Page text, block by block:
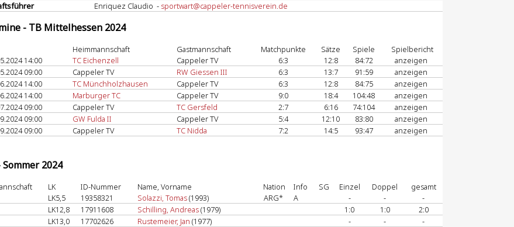
Enriquez Claudio - sportwart@cappeler-tennisverein.de
- TB Mittelhessen 2024
Heimmannschaft Gastmannschaft Matchpunkte Sätze Spiele
Spielbericht
14:00 TC Eichenzell Cappeler TV 6:3 12:8 84:72
anzeigen
09:00 Cappeler TV RW Giessen III 6:3 13:7 91:59
anzeigen
14:00 TC Münchholzhausen Cappeler TV 6:3 12:8 84:75
anzeigen
14:00 Marburger TC Cappeler TV 9:0 18:4 104:48
anzeigen
09:00 Cappeler TV TC Gersfeld 2:7 6:16 74:104
anzeigen
09:00 GW Fulda II Cappeler TV 5:4 12:10 83:80
anzeigen
09:00 Cappeler TV TC Nidda 7:2 14:5 93:47 anzeigen
2024
LK ID-Nummer Name, Vorname Nation Info SG Einzel Doppel
gesamt
LK5,5 19358321 Solazzi, Tomas(1993) ARG* A - -
-
LK12,8 17911608 Schilling, Andreas(1979) 1:0 1:0
2:0
LK13,0 17702626 Rustemeier, Jan (1977) - -
-